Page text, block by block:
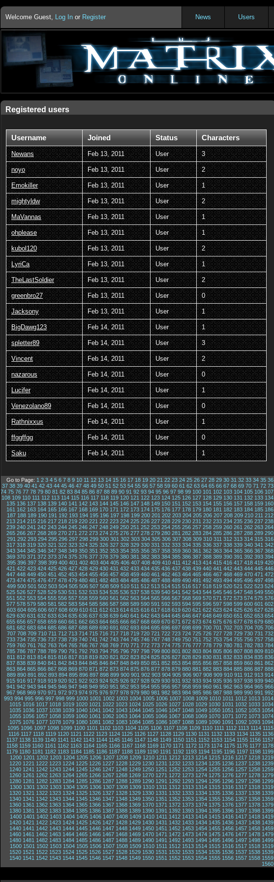
Welcome Guest, Log In or Register Users
News
Registered users
Username Joined Status Characters
Newans Feb 13, 2011 User 3
noyo Feb 13, 2011 User 2
Emokiller Feb 13, 2011 User 1
mightyldw Feb 13, 2011 User 2
MaVannas Feb 13, 2011 User 1
ohplease Feb 13, 2011 User 1
kubol120 Feb 13, 2011 User 2
LyriCa Feb 13, 2011 User 1
TheLastSoldier Feb 13, 2011 User 2
greenbro27 Feb 13, 2011 User 0
Jacksony Feb 13, 2011 User 1
BigDawg123 Feb 14, 2011 User 1
spletter89 Feb 14, 2011 User 3
Vincent Feb 14, 2011 User 2
nazarous Feb 14, 2011 User 0
Lucifer Feb 14, 2011 User 1
Venezolano89 Feb 14, 2011 User 0
Rathnixxus Feb 14, 2011 User 1
ffggffgg Feb 14, 2011 User 0
Saku Feb 14, 2011 User 1
Go to Page: 1 2 3 4 5 6 7 8 9 10 11 12 13 14 15 16 17 18 19 20 21 22 23 24 25 26 27 28 29 30 31 32 33 34 35 36
37 38 39 40 41 42 43 44 45 46 47 48 49 50 51 52 53 54 55 56 57 58 59 60 61 62 63 64 65 66 67 68 69 70 71 72 73
74 75 76 77 78 79 80 81 82 83 84 85 86 87 88 89 90 91 92 93 94 95 96 97 98 99 100 101 102 103 104 105 106 107
108 109 110 111 112 113 114 115 116 117 118 119 120 121 122 123 124 125 126 127 128 129 130 131 132 133 134
135 136 137 138 139 140 141 142 143 144 145 146 147 148 149 150 151 152 153 154 155 156 157 158 159 160
161 162 163 164 165 166 167 168 169 170 171 172 173 174 175 176 177 178 179 180 181 182 183 184 185 186
187 188 189 190 191 192 193 194 195 196 197 198 199 200 201 202 203 204 205 206 207 208 209 210 211 212
213 214 215 216 217 218 219 220 221 222 223 224 225 226 227 228 229 230 231 232 233 234 235 236 237 238
239 240 241 242 243 244 245 246 247 248 249 250 251 252 253 254 255 256 257 258 259 260 261 262 263 264
265 266 267 268 269 270 271 272 273 274 275 276 277 278 279 280 281 282 283 284 285 286 287 288 289 290
291 292 293 294 295 296 297 298 299 300 301 302 303 304 305 306 307 308 309 310 311 312 313 314 315 316
317 318 319 320 321 322 323 324 325 326 327 328 329 330 331 332 333 334 335 336 337 338 339 340 341 342
343 344 345 346 347 348 349 350 351 352 353 354 355 356 357 358 359 360 361 362 363 364 365 366 367 368
369 370 371 372 373 374 375 376 377 378 379 380 381 382 383 384 385 386 387 388 389 390 391 392 393 394
395 396 397 398 399 400 401 402 403 404 405 406 407 408 409 410 411 412 413 414 415 416 417 418 419 420
421 422 423 424 425 426 427 428 429 430 431 432 433 434 435 436 437 438 439 440 441 442 443 444 445 446
447 448 449 450 451 452 453 454 455 456 457 458 459 460 461 462 463 464 465 466 467 468 469 470 471 472
473 474 475 476 477 478 479 480 481 482 483 484 485 486 487 488 489 490 491 492 493 494 495 496 497 498
499 500 501 502 503 504 505 506 507 508 509 510 511 512 513 514 515 516 517 518 519 520 521 522 523 524
525 526 527 528 529 530 531 532 533 534 535 536 537 538 539 540 541 542 543 544 545 546 547 548 549 550
551 552 553 554 555 556 557 558 559 560 561 562 563 564 565 566 567 568 569 570 571 572 573 574 575 576
577 578 579 580 581 582 583 584 585 586 587 588 589 590 591 592 593 594 595 596 597 598 599 600 601 602
603 604 605 606 607 608 609 610 611 612 613 614 615 616 617 618 619 620 621 622 623 624 625 626 627 628
629 630 631 632 633 634 635 636 637 638 639 640 641 642 643 644 645 646 647 648 649 650 651 652 653 654
655 656 657 658 659 660 661 662 663 664 665 666 667 668 669 670 671 672 673 674 675 676 677 678 679 680
681 682 683 684 685 686 687 688 689 690 691 692 693 694 695 696 697 698 699 700 701 702 703 704 705 706
707 708 709 710 711 712 713 714 715 716 717 718 719 720 721 722 723 724 725 726 727 728 729 730 731 732
733 734 735 736 737 738 739 740 741 742 743 744 745 746 747 748 749 750 751 752 753 754 755 756 757 758
759 760 761 762 763 764 765 766 767 768 769 770 771 772 773 774 775 776 777 778 779 780 781 782 783 784
785 786 787 788 789 790 791 792 793 794 795 796 797 798 799 800 801 802 803 804 805 806 807 808 809 810
811 812 813 814 815 816 817 818 819 820 821 822 823 824 825 826 827 828 829 830 831 832 833 834 835 836
837 838 839 840 841 842 843 844 845 846 847 848 849 850 851 852 853 854 855 856 857 858 859 860 861 862
863 864 865 866 867 868 869 870 871 872 873 874 875 876 877 878 879 880 881 882 883 884 885 886 887 888
889 890 891 892 893 894 895 896 897 898 899 900 901 902 903 904 905 906 907 908 909 910 911 912 913 914
915 916 917 918 919 920 921 922 923 924 925 926 927 928 929 930 931 932 933 934 935 936 937 938 939 940
941 942 943 944 945 946 947 948 949 950 951 952 953 954 955 956 957 958 959 960 961 962 963 964 965 966
967 968 969 970 971 972 973 974 975 976 977 978 979 980 981 982 983 984 985 986 987 988 989 990 991 992
993 994 995 996 997 998 999 1000 1001 1002 1003 1004 1005 1006 1007 1008 1009 1010 1011 1012 1013 1014
1015 1016 1017 1018 1019 1020 1021 1022 1023 1024 1025 1026 1027 1028 1029 1030 1031 1032 1033 1034
1035 1036 1037 1038 1039 1040 1041 1042 1043 1044 1045 1046 1047 1048 1049 1050 1051 1052 1053 1054
1055 1056 1057 1058 1059 1060 1061 1062 1063 1064 1065 1066 1067 1068 1069 1070 1071 1072 1073 1074
1075 1076 1077 1078 1079 1080 1081 1082 1083 1084 1085 1086 1087 1088 1089 1090 1091 1092 1093 1094
1095 1096 1097 1098 1099 1100 1101 1102 1103 1104 1105 1106 1107 1108 1109 1110 1111 1112 1113 1114 1115
1116 1117 1118 1119 1120 1121 1122 1123 1124 1125 1126 1127 1128 1129 1130 1131 1132 1133 1134 1135 1136
1137 1138 1139 1140 1141 1142 1143 1144 1145 1146 1147 1148 1149 1150 1151 1152 1153 1154 1155 1156 1157
1158 1159 1160 1161 1162 1163 1164 1165 1166 1167 1168 1169 1170 1171 1172 1173 1174 1175 1176 1177 1178
1179 1180 1181 1182 1183 1184 1185 1186 1187 1188 1189 1190 1191 1192 1193 1194 1195 1196 1197 1198 1199
1200 1201 1202 1203 1204 1205 1206 1207 1208 1209 1210 1211 1212 1213 1214 1215 1216 1217 1218 1219
1220 1221 1222 1223 1224 1225 1226 1227 1228 1229 1230 1231 1232 1233 1234 1235 1236 1237 1238 1239
1240 1241 1242 1243 1244 1245 1246 1247 1248 1249 1250 1251 1252 1253 1254 1255 1256 1257 1258 1259
1260 1261 1262 1263 1264 1265 1266 1267 1268 1269 1270 1271 1272 1273 1274 1275 1276 1277 1278 1279
1280 1281 1282 1283 1284 1285 1286 1287 1288 1289 1290 1291 1292 1293 1294 1295 1296 1297 1298 1299
1300 1301 1302 1303 1304 1305 1306 1307 1308 1309 1310 1311 1312 1313 1314 1315 1316 1317 1318 1319
1320 1321 1322 1323 1324 1325 1326 1327 1328 1329 1330 1331 1332 1333 1334 1335 1336 1337 1338 1339
1340 1341 1342 1343 1344 1345 1346 1347 1348 1349 1350 1351 1352 1353 1354 1355 1356 1357 1358 1359
1360 1361 1362 1363 1364 1365 1366 1367 1368 1369 1370 1371 1372 1373 1374 1375 1376 1377 1378 1379
1380 1381 1382 1383 1384 1385 1386 1387 1388 1389 1390 1391 1392 1393 1394 1395 1396 1397 1398 1399
1400 1401 1402 1403 1404 1405 1406 1407 1408 1409 1410 1411 1412 1413 1414 1415 1416 1417 1418 1419
1420 1421 1422 1423 1424 1425 1426 1427 1428 1429 1430 1431 1432 1433 1434 1435 1436 1437 1438 1439
1440 1441 1442 1443 1444 1445 1446 1447 1448 1449 1450 1451 1452 1453 1454 1455 1456 1457 1458 1459
1460 1461 1462 1463 1464 1465 1466 1467 1468 1469 1470 1471 1472 1473 1474 1475 1476 1477 1478 1479
1480 1481 1482 1483 1484 1485 1486 1487 1488 1489 1490 1491 1492 1493 1494 1495 1496 1497 1498 1499
1500 1501 1502 1503 1504 1505 1506 1507 1508 1509 1510 1511 1512 1513 1514 1515 1516 1517 1518 1519
1520 1521 1522 1523 1524 1525 1526 1527 1528 1529 1530 1531 1532 1533 1534 1535 1536 1537 1538 1539
1540 1541 1542 1543 1544 1545 1546 1547 1548 1549 1550 1551 1552 1553 1554 1555 1556 1557 1558 1559
1560